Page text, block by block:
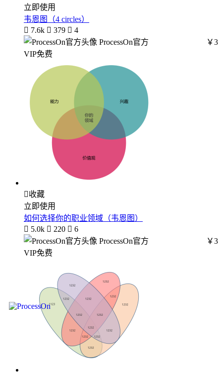
立即使用
韦恩图（4 circles）
 7.6k  379  4
ProcessOn官方
￥3
VIP免费
收藏
立即使用
如何选择你的职业领域（韦恩图）
 5.0k  220  6
ProcessOn官方
￥3
VIP免费